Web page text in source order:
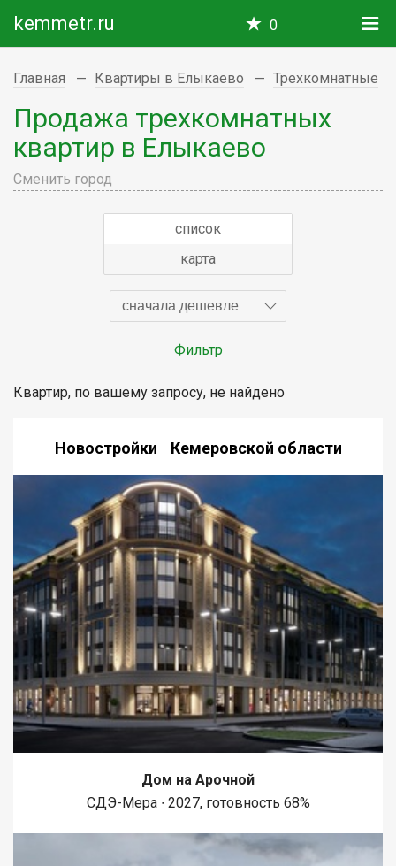
kemmetr.ru 0
Главная Квартиры в Елыкаево Трехкомнатные
Продажа трехкомнатных
квартир в Елыкаево
Сменить город
список
карта
сначала дешевле
Фильтр
Квартир, по вашему запросу, не найдено
Новостройки Кемеровской области
Дом на Арочной
СДЭ-Мера ∙ 2027, готовность 68%